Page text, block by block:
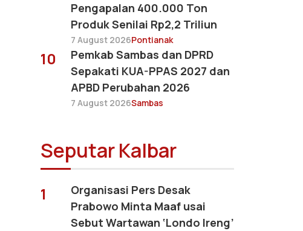
Pengapalan 400.000 Ton
Produk Senilai Rp2,2 Triliun
7 August 2026Pontianak
10
Pemkab Sambas dan DPRD
Sepakati KUA-PPAS 2027 dan
APBD Perubahan 2026
7 August 2026Sambas
Seputar Kalbar
1
Organisasi Pers Desak
Prabowo Minta Maaf usai
Sebut Wartawan ‘Londo Ireng’